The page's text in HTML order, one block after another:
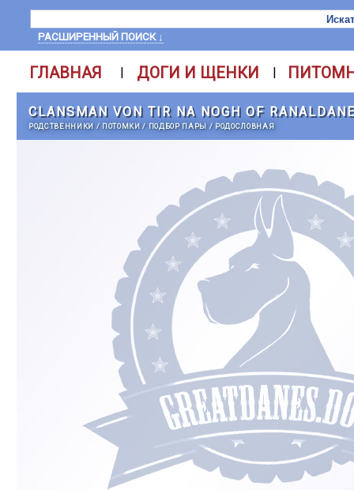
РАСШИРЕННЫЙ ПОИСК ↓
ГЛАВНАЯ | ДОГИ И ЩЕНКИ |
CLANSMAN VON TIR NA NOGH OF
РОДСТВЕННИКИ / ПОТОМКИ/ ПОДБОР ПАРЫ / РОДОСЛОВНАЯ